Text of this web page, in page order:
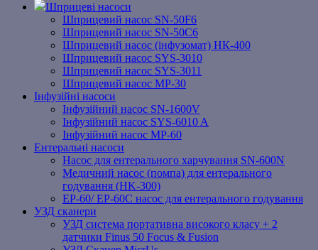
Шприцеві насоси
Шприцевий насос SN-50F6
Шприцевий насос SN-50C6
Шприцевий насос (інфузомат) НК-400
Шприцевий насос SYS-3010
Шприцевий насос SYS-3011
Шприцевий насос MP-30
Інфузійні насоси
Інфузійний насос SN-1600V
Інфузійний насос SYS-6010 A
Інфузійний насос MP-60
Ентеральні насоси
Насос для ентерального харчування SN-600N
Медичний насос (помпа) для ентерального
годування (HK-300)
EP-60/ EP-60C насос для ентерального годування
УЗД сканери
УЗД система портативна високого класу + 2
датчики Finus 50 Focus & Fusion